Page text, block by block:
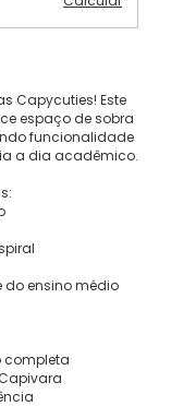
Capycuties! Este
espaço de sobra
funcionalidade
a dia acadêmico.
do ensino médio
completa